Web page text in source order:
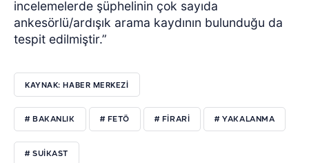
incelemelerde şüphelinin çok sayıda
ankesörlü/ardışık arama kaydının bulunduğu da
tespit edilmiştir.”
KAYNAK: HABER MERKEZİ
# BAKANLIK # FETÖ # FİRARİ # YAKALANMA
# SUİKAST